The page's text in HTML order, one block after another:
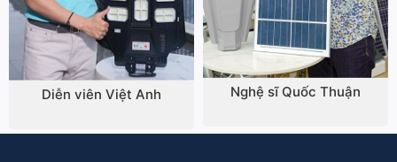
Diễn viên Việt Anh Nghệ sĩ Quốc Thuận